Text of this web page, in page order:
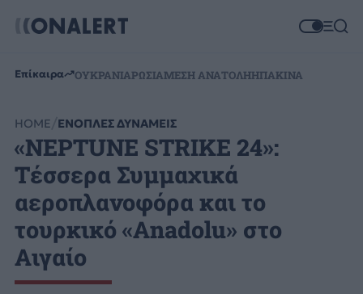
Επίκαιρα ΟΥΚΡΑΝΙΑΡΩΣΙΑΜΕΣΗ ΑΝΑΤΟΛΗΗΠΑΚΙΝΑ
HOME ΕΝΟΠΛΕΣ ΔΥΝΑΜΕΙΣ
«NEPTUNE STRIKE 24»:
Τέσσερα Συμμαχικά
αεροπλανοφόρα και το
τουρκικό «Anadolu» στο
Αιγαίο